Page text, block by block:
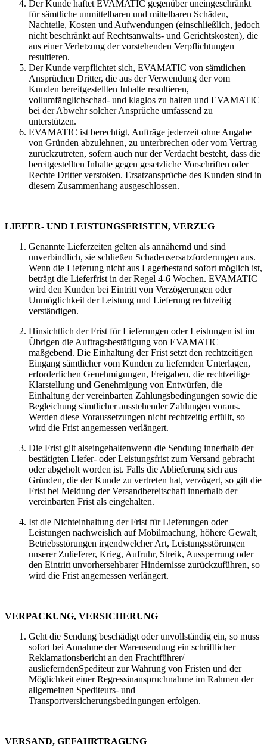
Der Kunde haftet EVAMATIC gegenüber uneingeschränkt
für sämtliche unmittelbaren und mittelbaren Schäden,
Nachteile, Kosten und Aufwendungen (einschließlich, jedoch
nicht beschränkt auf Rechtsanwalts- und Gerichtskosten), die
aus einer Verletzung der vorstehenden Verpflichtungen
resultieren.
Der Kunde verpflichtet sich, EVAMATIC von sämtlichen
Ansprüchen Dritter, die aus der Verwendung der vom
Kunden bereitgestellten Inhalte resultieren,
vollumfänglichschad- und klaglos zu halten und EVAMATIC
bei der Abwehr solcher Ansprüche umfassend zu
unterstützen.
EVAMATIC ist berechtigt, Aufträge jederzeit ohne Angabe
von Gründen abzulehnen, zu unterbrechen oder vom Vertrag
zurückzutreten, sofern auch nur der Verdacht besteht, dass die
bereitgestellten Inhalte gegen gesetzliche Vorschriften oder
Rechte Dritter verstoßen. Ersatzansprüche des Kunden sind in
diesem Zusammenhang ausgeschlossen.
LIEFER- UND LEISTUNGSFRISTEN, VERZUG
Genannte Lieferzeiten gelten als annähernd und sind
unverbindlich, sie schließen Schadensersatzforderungen aus.
Wenn die Lieferung nicht aus Lagerbestand sofort möglich ist,
beträgt die Lieferfrist in der Regel 4-6 Wochen. EVAMATIC
wird den Kunden bei Eintritt von Verzögerungen oder
Unmöglichkeit der Leistung und Lieferung rechtzeitig
verständigen.
Hinsichtlich der Frist für Lieferungen oder Leistungen ist im
Übrigen die Auftragsbestätigung von EVAMATIC
maßgebend. Die Einhaltung der Frist setzt den rechtzeitigen
Eingang sämtlicher vom Kunden zu liefernden Unterlagen,
erforderlichen Genehmigungen, Freigaben, die rechtzeitige
Klarstellung und Genehmigung von Entwürfen, die
Einhaltung der vereinbarten Zahlungsbedingungen sowie die
Begleichung sämtlicher ausstehender Zahlungen voraus.
Werden diese Voraussetzungen nicht rechtzeitig erfüllt, so
wird die Frist angemessen verlängert.
Die Frist gilt alseingehaltenwenn die Sendung innerhalb der
bestätigten Liefer- oder Leistungsfrist zum Versand gebracht
oder abgeholt worden ist. Falls die Ablieferung sich aus
Gründen, die der Kunde zu vertreten hat, verzögert, so gilt die
Frist bei Meldung der Versandbereitschaft innerhalb der
vereinbarten Frist als eingehalten.
Ist die Nichteinhaltung der Frist für Lieferungen oder
Leistungen nachweislich auf Mobilmachung, höhere Gewalt,
Betriebsstörungen irgendwelcher Art, Leistungsstörungen
unserer Zulieferer, Krieg, Aufruhr, Streik, Aussperrung oder
den Eintritt unvorhersehbarer Hindernisse zurückzuführen, so
wird die Frist angemessen verlängert.
VERPACKUNG, VERSICHERUNG
Geht die Sendung beschädigt oder unvollständig ein, so muss
sofort bei Annahme der Warensendung ein schriftlicher
Reklamationsbericht an den Frachtführer/
auslieferndenSpediteur zur Wahrung von Fristen und der
Möglichkeit einer Regressinanspruchnahme im Rahmen der
allgemeinen Spediteurs- und
Transportversicherungsbedingungen erfolgen.
VERSAND, GEFAHRTRAGUNG